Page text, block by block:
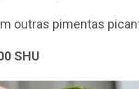
outras pimentas
SHU